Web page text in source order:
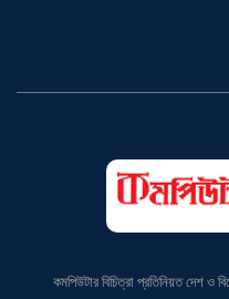
কমপিউটার বিচিত্রা প্রতিনিয়ত দেশ